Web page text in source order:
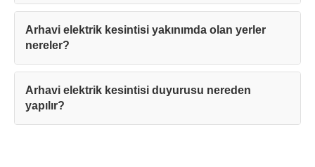
Arhavi elektrik kesintisi yakınımda olan yerler
nereler?
Arhavi elektrik kesintisi duyurusu nereden
yapılır?